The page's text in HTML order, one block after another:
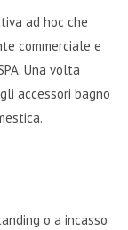
ad hoc che
commerciale e
Una volta
accessori bagno
o a incasso